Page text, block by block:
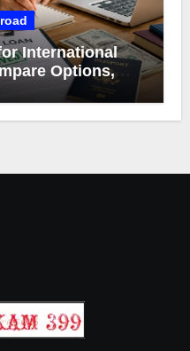
International
Options,
Tips